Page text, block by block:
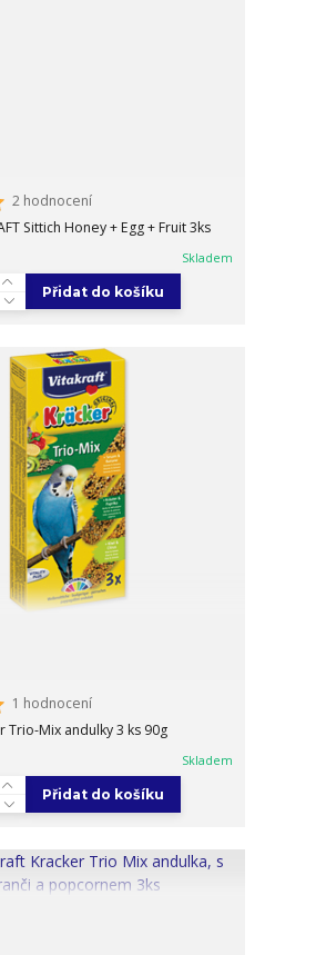
2 hodnocení
Sittich Honey + Egg + Fruit 3ks
Skladem
Přidat do košíku
1 hodnocení
Trio-Mix andulky 3 ks 90g
Skladem
Přidat do košíku